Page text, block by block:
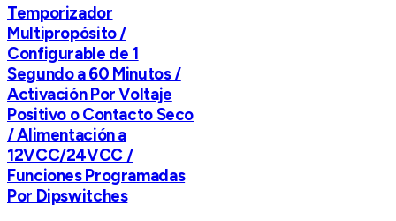
Temporizador
Multipropósito /
Configurable de 1
Segundo a 60 Minutos /
Activación Por Voltaje
Positivo o Contacto Seco
/ Alimentación a
12VCC/24VCC /
Funciones Programadas
Por Dipswitches